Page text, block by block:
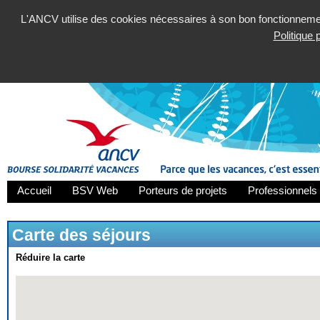
L'ANCV utilise des cookies nécessaires à son bon
Politique
Accueil BSV Web Porteurs de projets
Carte des séjours
Réduire la carte